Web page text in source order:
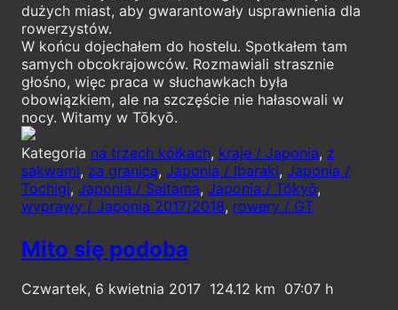
dużych miast, aby gwarantowały usprawnienia dla
rowerzystów.
W końcu dojechałem do hostelu. Spotkałem tam
samych obcokrajowców. Rozmawiali strasznie
głośno, więc praca w słuchawkach była
obowiązkiem, ale na szczęście nie hałasowali w
nocy. Witamy w Tōkyō.
Kategoria na trzech kółkach, kraje / Japonia, z
sakwami, za granicą, Japonia / Ibaraki, Japonia /
Tochigi, Japonia / Saitama, Japonia / Tōkyō,
wyprawy / Japonia 2017/2018, rowery / GT
Mito się podoba
Czwartek, 6 kwietnia 2017 124.12
07:07